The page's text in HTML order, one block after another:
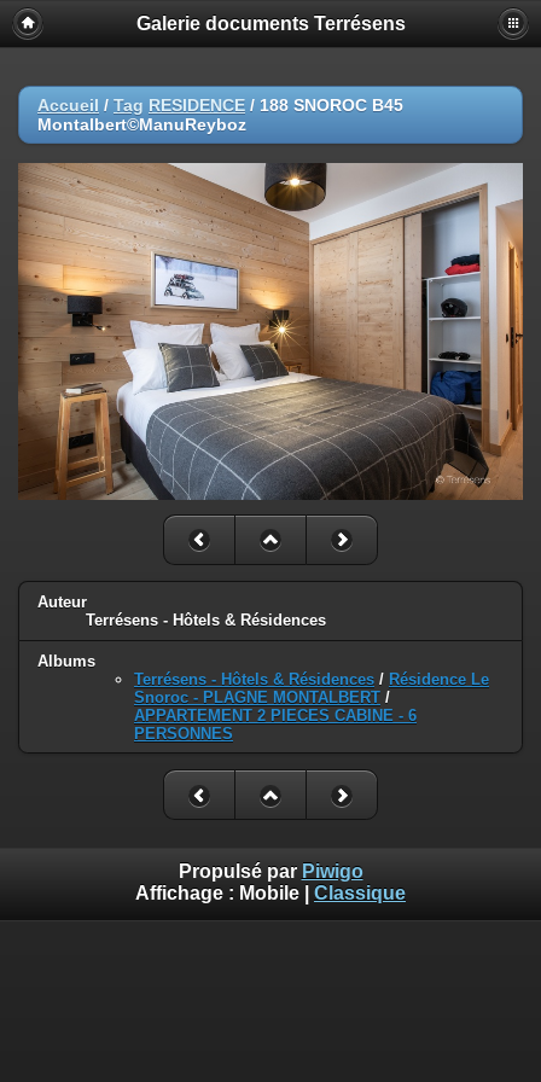
Galerie documents Terrésens
Accueil / Tag RESIDENCE / 188 SNOROC B45
Montalbert©ManuReyboz
Auteur
Terrésens - Hôtels & Résidences
Albums
Terrésens - Hôtels & Résidences / Résidence Le
Snoroc - PLAGNE MONTALBERT /
APPARTEMENT 2 PIECES CABINE - 6
PERSONNES
Propulsé par Piwigo
Affichage : Mobile Classique